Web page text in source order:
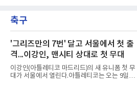
는 것이 계획이었고 올해를 접겠다고 생각한 적
은 없다고 말했다.이탈은
이 상 제정 이래 첫 사례다.ADT캡스가 KBO와
함께 시상하는 이 상은 공식 기록위원이 승리 확
최고점을 받은 수비 장면에 준다.수상 장면은 지
난달 23일 서울 잠실구장에서 나왔다. NC가 7-5
로 앞선 8회말 1사 만루에서 김한별은 LG 트윈
스 오지환의 강한 타구에 몸을 날려 막아낸 뒤 유
격수 김주원에게 연결했다. 김주원이 1루수 블
레인에게 던지며 4-6-3 병살타가 완
축구
'그리즈만의 7번' 달고 서울에서 첫 출
격...이강인, 맨시티 상대로 첫 무대
이강인(아틀레티코 마드리드)의 새 유니폼 첫 무
대가 서울에서 열린다.아틀레티코는 오는 9일